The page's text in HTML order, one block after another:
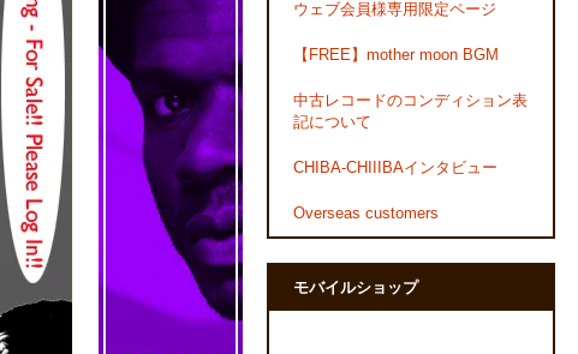
ウェブ会員様専用限定ページ
【FREE】mother moon BGM
中古レコードのコンディション表
記について
CHIBA-CHIIIBAインタビュー
Overseas customers
モバイルショップ